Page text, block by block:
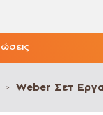
> Weber Σετ